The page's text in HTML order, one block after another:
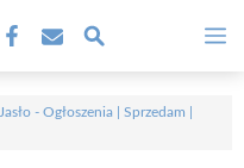
Jasło - Ogłoszenia | Sprzedam |